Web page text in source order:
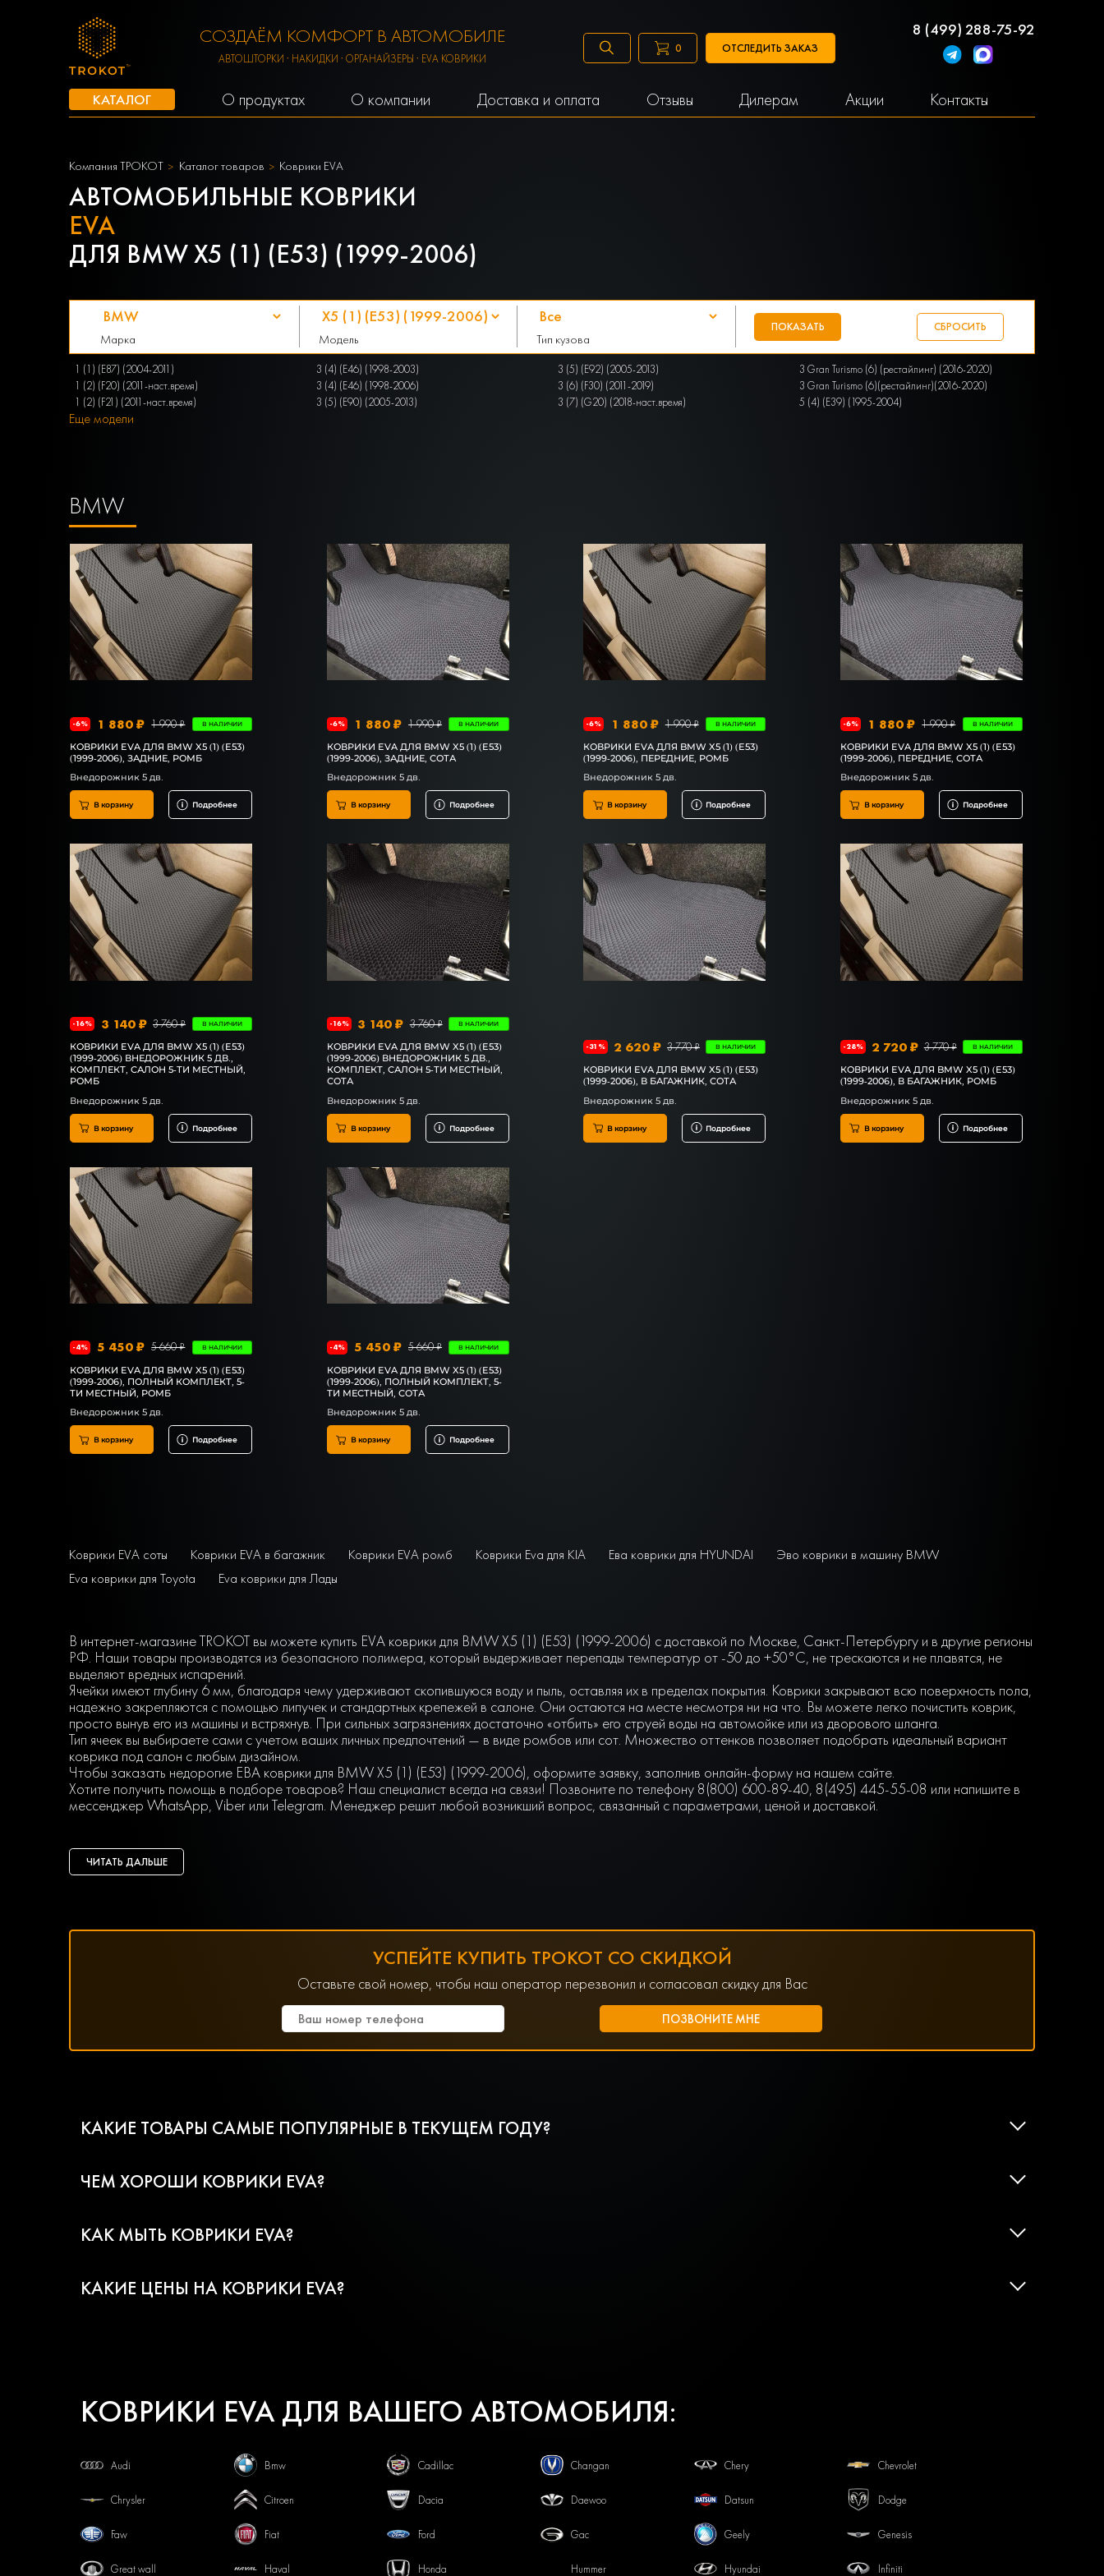
СОЗДАЁМ КОМФОРТ В АВТОМОБИЛЕ
АВТОШТОРКИ · НАКИДКИ · ОРГАНАЙЗЕРЫ · EVA КОВРИКИ
0 ОТСЛЕДИТЬ ЗАКАЗ
8 (499) 288-75-92
КАТАЛОГ О продуктах О компании Доставка и оплата Отзывы Дилерам Акции Контакты
Компания ТРОКОТ Каталог товаров Коврики EVA
АВТОМОБИЛЬНЫЕ КОВРИКИ
EVA
ДЛЯ BMW X5 (1) (E53) (1999-2006)
Марка Модель Тип кузова
1 (1) (E87) (2004-2011)
1 (2) (F20) (2011-наст.время)
1 (2) (F21) (2011-наст.время)
3 (4) (E46) (1998-2003)
3 (4) (E46) (1998-2006)
3 (5) (E90) (2005-2013)
3 (5) (E92) (2005-2013)
3 (6) (F30) (2011-2019)
3 (7) (G20) (2018-наст.время)
3 Gran Turismo (6) (рестайлинг) (2016-2020)
3 Gran Turismo (6)(рестайлинг)(2016-2020)
5 (4) (E39) (1995-2004)
Еще модели
BMW
-6% 1 880 ₽ 1 990 ₽ В НАЛИЧИИ
КОВРИКИ EVA ДЛЯ BMW X5 (1) (E53)
(1999-2006), ЗАДНИЕ, РОМБ
Внедорожник 5 дв.
В корзину Подробнее
-6% 1 880 ₽ 1 990 ₽ В НАЛИЧИИ
КОВРИКИ EVA ДЛЯ BMW X5 (1) (E53)
(1999-2006), ЗАДНИЕ, СОТА
Внедорожник 5 дв.
В корзину Подробнее
-6% 1 880 ₽ 1 990 ₽ В НАЛИЧИИ
КОВРИКИ EVA ДЛЯ BMW X5 (1) (E53)
(1999-2006), ПЕРЕДНИЕ, РОМБ
Внедорожник 5 дв.
В корзину Подробнее
-6% 1 880 ₽ 1 990 ₽ В НАЛИЧИИ
КОВРИКИ EVA ДЛЯ BMW X5 (1) (E53)
(1999-2006), ПЕРЕДНИЕ, СОТА
Внедорожник 5 дв.
В корзину Подробнее
-16% 3 140 ₽ 3 760 ₽ В НАЛИЧИИ
КОВРИКИ EVA ДЛЯ BMW X5 (1) (E53)
(1999-2006) ВНЕДОРОЖНИК 5 ДВ.,
КОМПЛЕКТ, САЛОН 5-ТИ МЕСТНЫЙ,
РОМБ
Внедорожник 5 дв.
В корзину Подробнее
-16% 3 140 ₽ 3 760 ₽ В НАЛИЧИИ
КОВРИКИ EVA ДЛЯ BMW X5 (1) (E53)
(1999-2006) ВНЕДОРОЖНИК 5 ДВ.,
КОМПЛЕКТ, САЛОН 5-ТИ МЕСТНЫЙ,
СОТА
Внедорожник 5 дв.
В корзину Подробнее
-31% 2 620 ₽ 3 770 ₽ В НАЛИЧИИ
КОВРИКИ EVA ДЛЯ BMW X5 (1) (E53)
(1999-2006), В БАГАЖНИК, СОТА
Внедорожник 5 дв.
В корзину Подробнее
-28% 2 720 ₽ 3 770 ₽ В НАЛИЧИИ
КОВРИКИ EVA ДЛЯ BMW X5 (1) (E53)
(1999-2006), В БАГАЖНИК, РОМБ
Внедорожник 5 дв.
В корзину Подробнее
-4% 5 450 ₽ 5 660 ₽ В НАЛИЧИИ
КОВРИКИ EVA ДЛЯ BMW X5 (1) (E53)
(1999-2006), ПОЛНЫЙ КОМПЛЕКТ, 5-
ТИ МЕСТНЫЙ, РОМБ
Внедорожник 5 дв.
В корзину Подробнее
-4% 5 450 ₽ 5 660 ₽ В НАЛИЧИИ
КОВРИКИ EVA ДЛЯ BMW X5 (1) (E53)
(1999-2006), ПОЛНЫЙ КОМПЛЕКТ, 5-
ТИ МЕСТНЫЙ, СОТА
Внедорожник 5 дв.
В корзину Подробнее
Коврики EVA соты Коврики EVA в багажник Коврики EVA ромб Коврики Eva для KIA Ева коврики для HYUNDAI
Эво коврики в машину BMW
Eva коврики для Toyota
Eva коврики для Лады
В интернет-магазине TROKOT вы можете купить EVA коврики для BMW X5 (1) (E53) (1999-2006) с доставкой по Москве, Санкт-Петербургу и в другие регионы
РФ. Наши товары производятся из безопасного полимера, который выдерживает перепады температур от -50 до +50°С, не трескаются и не плавятся, не
выделяют вредных испарений.
Ячейки имеют глубину 6 мм, благодаря чему удерживают скопившуюся воду и пыль, оставляя их в пределах покрытия. Коврики закрывают всю поверхность пола,
надежно закрепляются с помощью липучек и стандартных крепежей в салоне. Они остаются на месте несмотря ни на что. Вы можете легко почистить коврик,
просто вынув его из машины и встряхнув. При сильных загрязнениях достаточно «отбить» его струей воды на автомойке или из дворового шланга.
Тип ячеек вы выбираете сами с учетом ваших личных предпочтений — в виде ромбов или сот. Множество оттенков позволяет подобрать идеальный вариант
коврика под салон с любым дизайном.
Чтобы заказать недорогие ЕВА коврики для BMW X5 (1) (E53) (1999-2006), оформите заявку, заполнив онлайн-форму на нашем сайте.
Хотите получить помощь в подборе товаров? Наш специалист всегда на связи! Позвоните по телефону 8(800) 600-89-40, 8(495) 445-55-08 или напишите в
мессенджер WhatsApp, Viber или Telegram. Менеджер решит любой возникший вопрос, связанный с параметрами, ценой и доставкой.
ЧИТАТЬ ДАЛЬШЕ
УСПЕЙТЕ КУПИТЬ ТРОКОТ СО СКИДКОЙ
Оставьте свой номер, чтобы наш оператор перезвонил и согласовал скидку для Вас
КАКИЕ ТОВАРЫ САМЫЕ ПОПУЛЯРНЫЕ В ТЕКУЩЕМ ГОДУ?
ЧЕМ ХОРОШИ КОВРИКИ EVA?
КАК МЫТЬ КОВРИКИ EVA?
КАКИЕ ЦЕНЫ НА КОВРИКИ EVA?
КОВРИКИ EVA ДЛЯ ВАШЕГО АВТОМОБИЛЯ:
Audi Bmw Cadillac Changan Chery Chevrolet
Chrysler Citroen Dacia Daewoo Datsun Dodge
Faw Fiat Ford Gac Geely Genesis
Great wall Haval Honda Hummer Hyundai Infiniti